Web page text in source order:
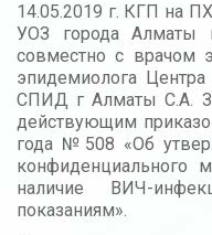
14.05.2019 г. КГП на
УОЗ города Алматы
совместно с врачом
эпидемиолога
СПИД г Алматы С.А.
действующим
года №508 «Об
конфиденциального
наличие ВИЧ-
показаниям».